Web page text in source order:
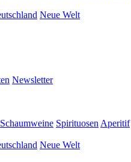
Neue Welt
Newsletter
Schaumweine Spirituosen Aperitif
Neue Welt